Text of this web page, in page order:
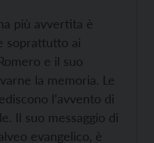
più avvertita è
soprattutto ai
e il suo
la memoria. Le
l’avvento di
Il suo messaggio di
evangelico, è